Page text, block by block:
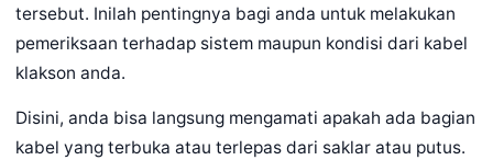
tersebut. Inilah pentingnya bagi anda untuk melakukan
pemeriksaan terhadap sistem maupun kondisi dari kabel
klakson anda.
Disini, anda bisa langsung mengamati apakah ada bagian
kabel yang terbuka atau terlepas dari saklar atau putus.